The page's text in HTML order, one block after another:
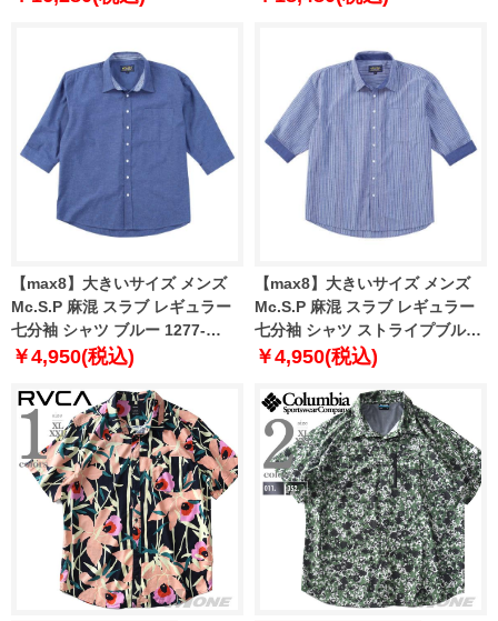
【max8】大きいサイズ メンズ
Mc.S.P 麻混 スラブ レギュラー
七分袖 シャツ ブルー 1277-
5230-1 3L 4L 5L 6L 8L
￥4,950(税込)
【max8】大きいサイズ メンズ
Mc.S.P 麻混 スラブ レギュラー
七分袖 シャツ ストライプブルー
1277-5230-3 3L 4L 5L 6L 8L
￥4,950(税込)